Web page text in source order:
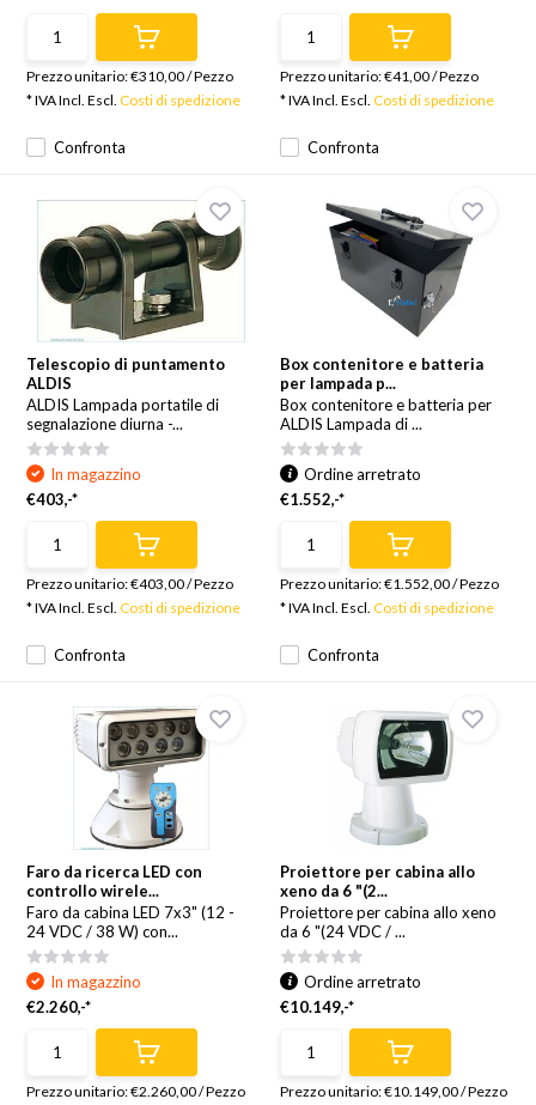
Confronta
Prezzo unitario:€310,00/Pezzo
* IVA Incl. Escl.Costi di spedizione
Confronta
Prezzo unitario:€41,00/Pezzo
* IVA Incl. Escl. Costi di spedizione
Telescopio di puntamento
ALDIS
ALDIS Lampada portatile di
segnalazione diurna -...
Confronta
In magazzino
€403,-*
Prezzo unitario:€403,00/Pezzo
* IVA Incl. Escl.Costi di spedizione
Box contenitore e batteria
per lampada p...
Box contenitore e batteria per
ALDIS Lampada di ...
Confronta
Ordine arretrato
€1.552,-*
Prezzo unitario:€1.552,00/Pezzo
* IVA Incl. Escl. Costi di spedizione
Faro da ricerca LED con
controllo wirele...
Faro da cabina LED 7x3" (12 -
24 VDC / 38 W) con...
In magazzino
€2.260,-*
Prezzo unitario:€2.260,00/Pezzo
Proiettore per cabina allo
xeno da 6 "(2...
Proiettore per cabina allo xeno
da 6 "(24 VDC / ...
Ordine arretrato
€10.149,-*
Prezzo unitario:€10.149,00/Pezzo